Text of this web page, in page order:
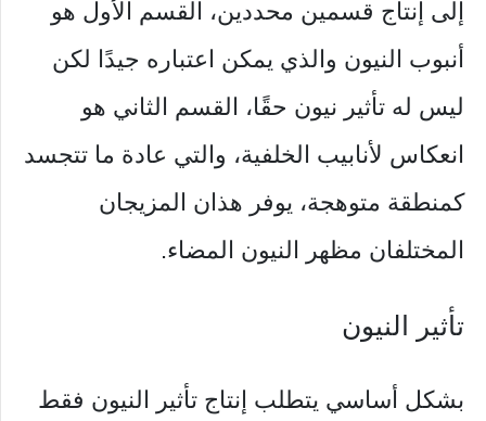
إلى إنتاج قسمين محددين، القسم الأول هو
أنبوب النيون والذي يمكن اعتباره جيدًا لكن
ليس له تأثير نيون حقًا، القسم الثاني هو
انعكاس لأنابيب الخلفية، والتي عادة ما تتجسد
كمنطقة متوهجة، يوفر هذان المزيجان
المختلفان مظهر النيون المضاء.
تأثير النيون
بشكل أساسي يتطلب إنتاج تأثير النيون فقط